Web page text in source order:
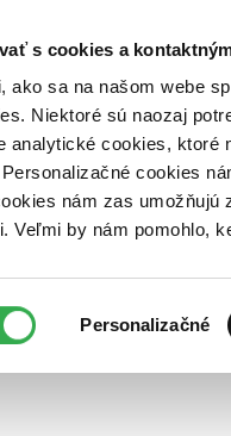
s cookies a
ako sa na našom webe
Niektoré sú naozaj
analytické cookies, ktoré
cookies
nám zas umožňujú
Veľmi by nám pomohlo,
Personalizačné
O NÁS ZODPOVEDNOSŤ